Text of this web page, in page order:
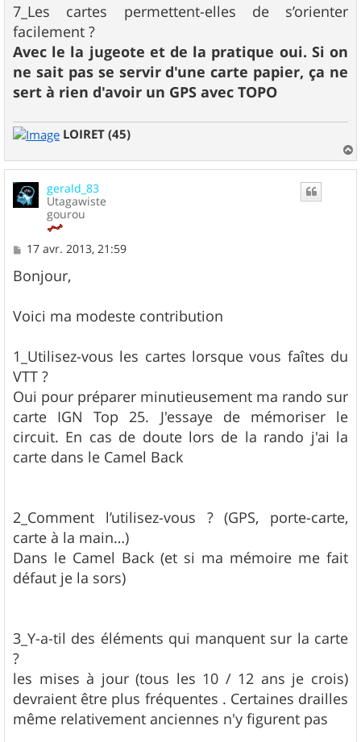
7_Les cartes permettent-elles de s’orienter
facilement ?
Avec le la jugeote et de la pratique oui. Si on
ne sait pas se servir d'une carte papier, ça ne
sert à rien d'avoir un GPS avec TOPO
LOIRET (45)
a
u
gerald_83
Utagawiste
gourou
M
s
s
g
e
17 avr. 2013, 21:59
Bonjour,
Voici ma modeste contribution
1_Utilisez-vous les cartes lorsque vous faîtes du
VTT ?
Oui pour préparer minutieusement ma rando sur
carte IGN Top 25. J'essaye de mémoriser le
circuit. En cas de doute lors de la rando j'ai la
carte dans le Camel Back
2_Comment l’utilisez-vous ? (GPS, porte-carte,
carte à la main…)
Dans le Camel Back (et si ma mémoire me fait
défaut je la sors)
3_Y-a-til des éléments qui manquent sur la carte
?
les mises à jour (tous les 10 / 12 ans je crois)
devraient être plus fréquentes . Certaines drailles
même relativement anciennes n'y figurent pas